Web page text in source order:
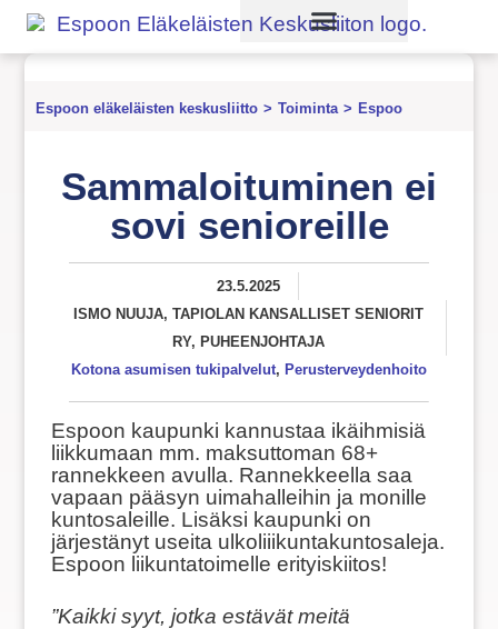
Espoon eläkeläisten keskusliitto > Toiminta > Espoo
Sammaloituminen ei
sovi senioreille
23.5.2025
ISMO NUUJA, TAPIOLAN KANSALLISET SENIORIT
RY, PUHEENJOHTAJA
Kotona asumisen tukipalvelut, Perusterveydenhoito
Espoon kaupunki kannustaa ikäihmisiä
liikkumaan mm. maksuttoman 68+
rannekkeen avulla. Rannekkeella saa
vapaan pääsyn uimahalleihin ja monille
kuntosaleille. Lisäksi kaupunki on
järjestänyt useita ulkoliiikuntakuntosaleja.
Espoon liikuntatoimelle erityiskiitos!
”Kaikki syyt, jotka estävät meitä